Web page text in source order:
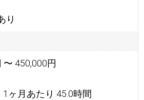
り
〜 450,000円
ヶ月あたり 45.0時間